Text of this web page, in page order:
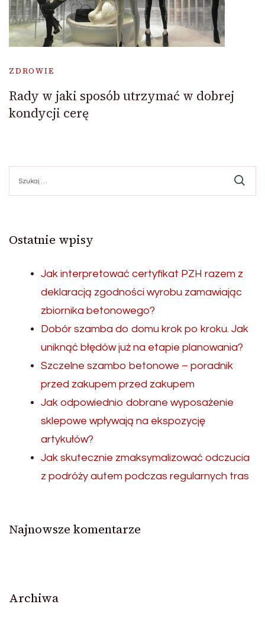
ZDROWIE
Rady w jaki sposób utrzymać w dobrej
kondycji cerę
Ostatnie wpisy
Jak interpretować certyfikat PZH razem z
deklaracją zgodności wyrobu zamawiając
zbiornika betonowego?
Dobór szamba do domu krok po kroku. Jak
uniknąć błędów już na etapie planowania?
Szczelne szambo betonowe – poradnik
przed zakupem przed zakupem
Jak odpowiednio dobrane wyposażenie
sklepowe wpływają na ekspozycję
artykułów?
Jak skutecznie zmaksymalizować odczucia
z podróży autem podczas regularnych tras
Najnowsze komentarze
Archiwa